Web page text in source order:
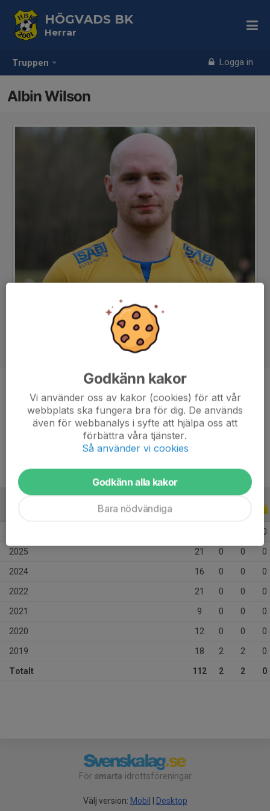
Truppen Logga in
HÖGVADS BK
Herrar
Albin Wilson
Position
Mittfältare
Ålder
36 år
Tidigare klubbar
Svenljunga IK, Äspereds IF
ALLA ÅR
0
2025 21 0 0 0
2024 16 0 0 0
2022 21 0 0 0
2021 9 0 0 0
2020 12 0 0 0
2019 18 2 2 0
Totalt 112 2 2 0
För smarta idrottsföreningar
Välj version: Mobil Desktop
Godkänn kakor
Vi använder oss av kakor (cookies) för att vår
webbplats ska fungera bra för dig. De används
även för webbanalys i syfte att hjälpa oss att
förbättra våra tjänster.
Så använder vi cookies
Godkänn alla kakor
Bara nödvändiga